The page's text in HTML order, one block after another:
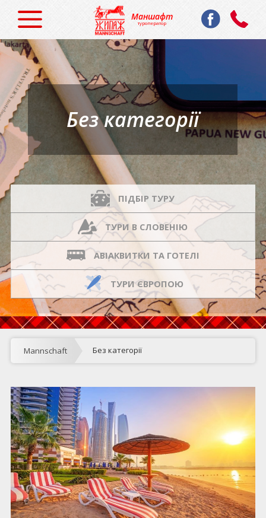
Маншафт
туроператор
Без категорії
ПІДБІР ТУРУ
ТУРИ В СЛОВЕНІЮ
АВІАКВИТКИ ТА ГОТЕЛІ
ТУРИ ЄВРОПОЮ
Mannschaft Без категорії